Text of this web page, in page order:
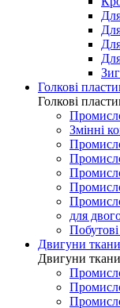
Голкові
Голкові
Змінні
для
Двигуни
Двигуни